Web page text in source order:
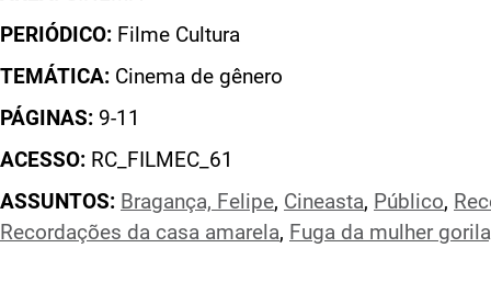
PERIÓDICO: Filme Cultura
TEMÁTICA: Cinema de gênero
PÁGINAS: 9-11
ACESSO: RC_FILMEC_61
ASSUNTOS: Bragança, Felipe, Cineasta, Público,
Recordações da casa amarela, Fuga da mulher